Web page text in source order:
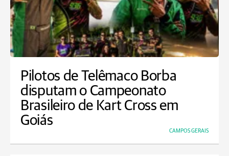
Pilotos de Telêmaco Borba
disputam o Campeonato
Brasileiro de Kart Cross em
Goiás
CAMPOS GERAIS